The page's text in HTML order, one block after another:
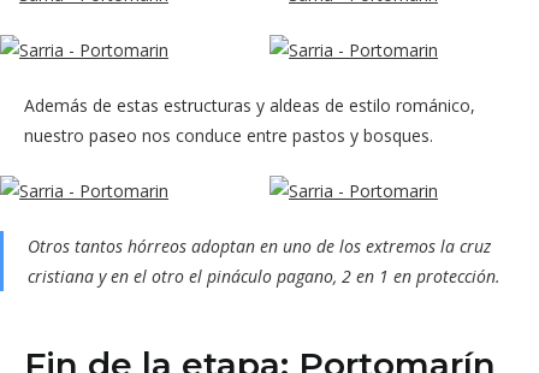
Además de estas estructuras y aldeas de estilo románico,
nuestro paseo nos conduce entre pastos y bosques.
Otros tantos hórreos adoptan en uno de los extremos la cruz
cristiana y en el otro el pináculo pagano, 2 en 1 en protección.
Fin de la etapa: Portomarín